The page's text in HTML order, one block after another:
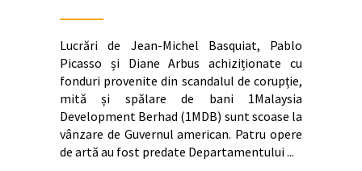
Lucrări de Jean-Michel Basquiat, Pablo
Picasso și Diane Arbus achiziționate cu
fonduri provenite din scandalul de corupție,
mită și spălare de bani 1Malaysia
Development Berhad (1MDB) sunt scoase la
vânzare de Guvernul american. Patru opere
de artă au fost predate Departamentului